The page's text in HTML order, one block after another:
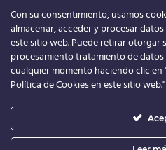
Ven a disfrutar del
fútbol base
Con su consentimiento, usamos
almacenar, acceder y procesar
este sitio web. Puede retirar
procesamiento tratamiento de
cualquier momento haciendo clic en
Política de Cookies en este sitio web."